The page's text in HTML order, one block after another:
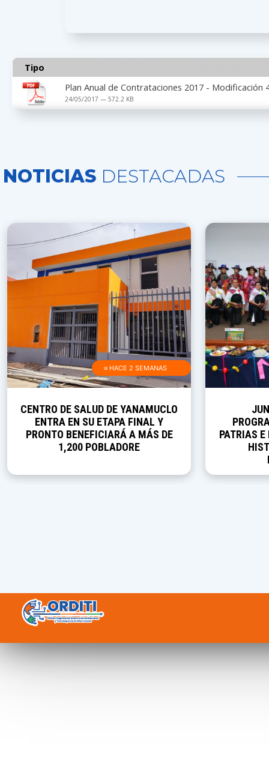
Tipo
Plan Anual de Contrataciones 2017 - Modificación
24/05/2017 — 572.2 KB
NOTICIAS DESTACADAS
≡ HACE 2 SEMANAS
CENTRO DE SALUD DE YANAMUCLO
ENTRA EN SU ETAPA FINAL Y
PRONTO BENEFICIARÁ A MÁS DE
1,200 POBLADORE
PATRIAS